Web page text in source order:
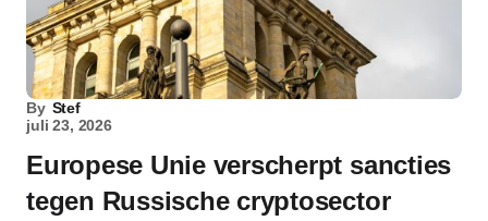
By Stef
juli 23, 2026
Europese Unie verscherpt sancties
tegen Russische cryptosector